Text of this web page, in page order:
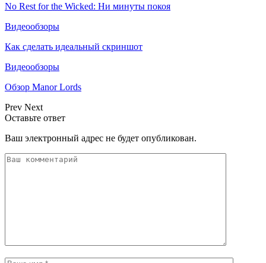
No Rest for the Wicked: Ни минуты покоя
Видеообзоры
Как сделать идеальный скриншот
Видеообзоры
Обзор Manor Lords
Prev Next
Оставьте ответ
Ваш электронный адрес не будет опубликован.